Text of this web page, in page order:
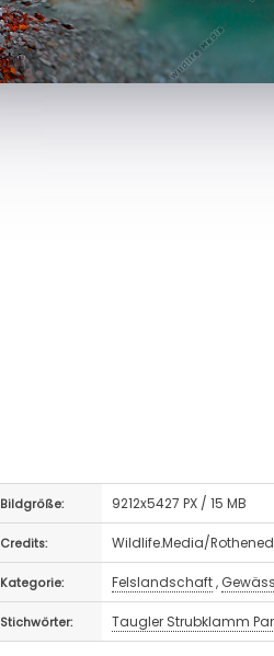
Bildgröße: 9212x5427 PX / 15 MB
Credits: Wildlife.Media/
Kategorie: Felslandschaft,
Stichwörter: Taugler Strubklamm